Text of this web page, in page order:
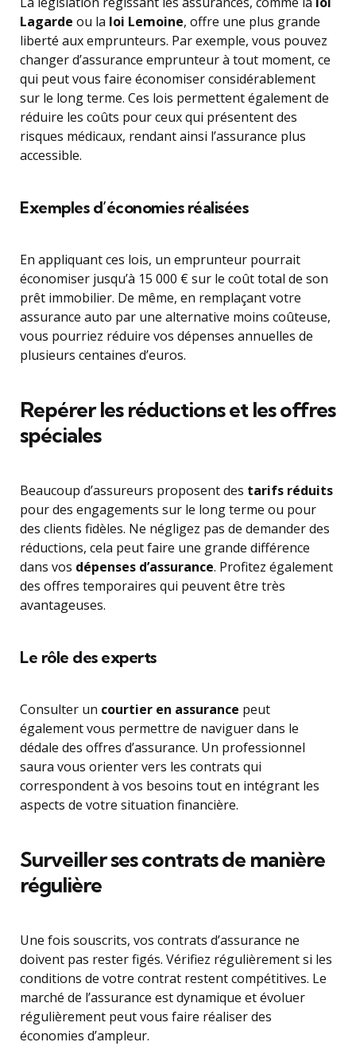
Lagarde ou la loi Lemoine, offre une plus grande
liberté aux emprunteurs. Par exemple, vous pouvez
changer d’assurance emprunteur à tout moment, ce
qui peut vous faire économiser considérablement
sur le long terme. Ces lois permettent également de
réduire les coûts pour ceux qui présentent des
risques médicaux, rendant ainsi l’assurance plus
accessible.
Exemples d’économies réalisées
En appliquant ces lois, un emprunteur pourrait
économiser jusqu’à 15 000 € sur le coût total de son
prêt immobilier. De même, en remplaçant votre
assurance auto par une alternative moins coûteuse,
vous pourriez réduire vos dépenses annuelles de
plusieurs centaines d’euros.
Repérer les réductions et les offres
spéciales
Beaucoup d’assureurs proposent des tarifs réduits
pour des engagements sur le long terme ou pour
des clients fidèles. Ne négligez pas de demander des
réductions, cela peut faire une grande différence
dans vos dépenses d’assurance. Profitez également
des offres temporaires qui peuvent être très
avantageuses.
Le rôle des experts
Consulter un courtier en assurance peut
également vous permettre de naviguer dans le
dédale des offres d’assurance. Un professionnel
saura vous orienter vers les contrats qui
correspondent à vos besoins tout en intégrant les
aspects de votre situation financière.
Surveiller ses contrats de manière
régulière
Une fois souscrits, vos contrats d’assurance ne
doivent pas rester figés. Vérifiez régulièrement si les
conditions de votre contrat restent compétitives. Le
marché de l’assurance est dynamique et évoluer
régulièrement peut vous faire réaliser des
économies d’ampleur.